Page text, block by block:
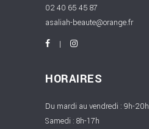
02 40 65 45 87
asaliah-beaute@orange.fr
HORAIRES
Du mardi au vendredi : 9h-20h
Samedi : 8h-17h